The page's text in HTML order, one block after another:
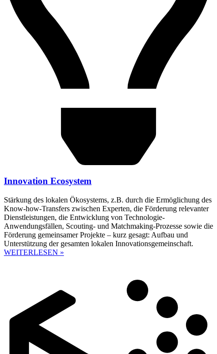
Innovation Ecosystem
Stärkung des lokalen Ökosystems, z.B. durch die Ermöglichung des
Know-how-Transfers zwischen Experten, die Förderung relevanter
Dienstleistungen, die Entwicklung von Technologie-
Anwendungsfällen, Scouting- und Matchmaking-Prozesse sowie die
Förderung gemeinsamer Projekte – kurz gesagt: Aufbau und
Unterstützung der gesamten lokalen Innovationsgemeinschaft.
WEITERLESEN »